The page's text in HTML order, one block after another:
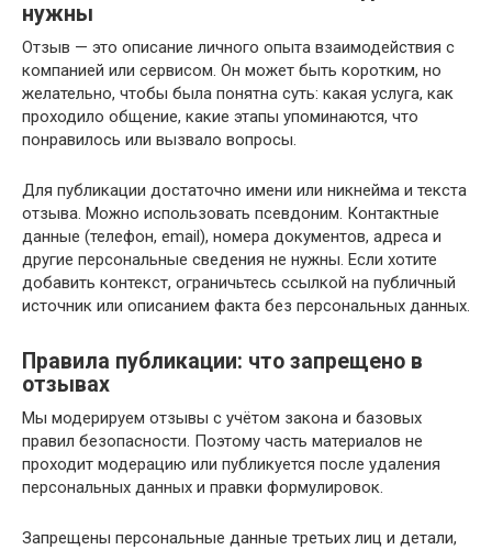
нужны
Отзыв — это описание личного опыта взаимодействия с
компанией или сервисом. Он может быть коротким, но
желательно, чтобы была понятна суть: какая услуга, как
проходило общение, какие этапы упоминаются, что
понравилось или вызвало вопросы.
Для публикации достаточно имени или никнейма и текста
отзыва. Можно использовать псевдоним. Контактные
данные (телефон, email), номера документов, адреса и
другие персональные сведения не нужны. Если хотите
добавить контекст, ограничьтесь ссылкой на публичный
источник или описанием факта без персональных данных.
Правила публикации: что запрещено в
отзывах
Мы модерируем отзывы с учётом закона и базовых
правил безопасности. Поэтому часть материалов не
проходит модерацию или публикуется после удаления
персональных данных и правки формулировок.
Запрещены персональные данные третьих лиц и детали,